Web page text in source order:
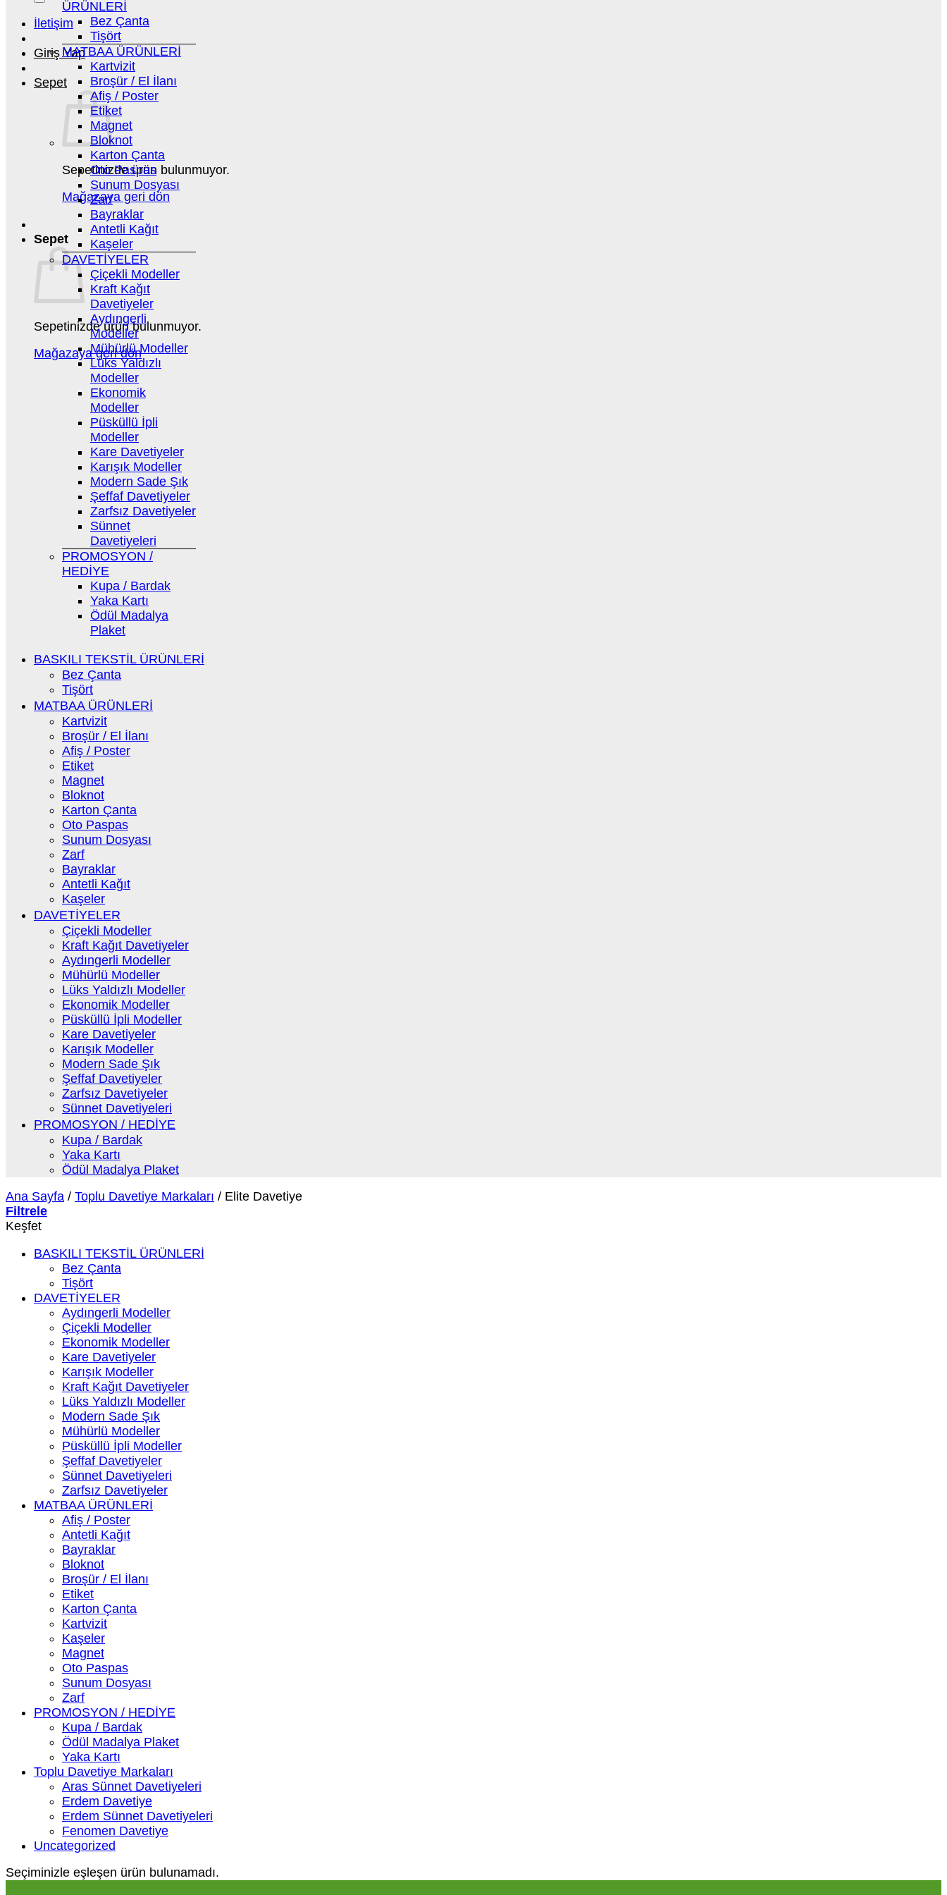
İletişim
Giriş Yap
Sepet
Sepetinizde ürün bulunmuyor.
Mağazaya geri dön
Sepet
Sepetinizde ürün bulunmuyor.
Mağazaya geri dön
ÜRÜNLERİ
Bez Çanta
Tişört
MATBAA ÜRÜNLERİ
Kartvizit
Broşür / El İlanı
Afiş / Poster
Etiket
Magnet
Bloknot
Karton Çanta
Oto Paspas
Sunum Dosyası
Zarf
Bayraklar
Antetli Kağıt
Kaşeler
DAVETİYELER
Çiçekli Modeller
Kraft Kağıt
Davetiyeler
Aydıngerli
Modeller
Mühürlü Modeller
Lüks Yaldızlı
Modeller
Ekonomik
Modeller
Püsküllü İpli
Modeller
Kare Davetiyeler
Karışık Modeller
Modern Sade Şık
Şeffaf Davetiyeler
Zarfsız Davetiyeler
Sünnet
Davetiyeleri
PROMOSYON /
HEDİYE
Kupa / Bardak
Yaka Kartı
Ödül Madalya
Plaket
BASKILI TEKSTİL ÜRÜNLERİ
Bez Çanta
Tişört
MATBAA ÜRÜNLERİ
Kartvizit
Broşür / El İlanı
Afiş / Poster
Etiket
Magnet
Bloknot
Karton Çanta
Oto Paspas
Sunum Dosyası
Zarf
Bayraklar
Antetli Kağıt
Kaşeler
DAVETİYELER
Çiçekli Modeller
Kraft Kağıt Davetiyeler
Aydıngerli Modeller
Mühürlü Modeller
Lüks Yaldızlı Modeller
Ekonomik Modeller
Püsküllü İpli Modeller
Kare Davetiyeler
Karışık Modeller
Modern Sade Şık
Şeffaf Davetiyeler
Zarfsız Davetiyeler
Sünnet Davetiyeleri
PROMOSYON / HEDİYE
Kupa / Bardak
Yaka Kartı
Ödül Madalya Plaket
Ana Sayfa / Toplu Davetiye Markaları / Elite Davetiye
Filtrele
Keşfet
BASKILI TEKSTİL ÜRÜNLERİ
Bez Çanta
Tişört
DAVETİYELER
Aydıngerli Modeller
Çiçekli Modeller
Ekonomik Modeller
Kare Davetiyeler
Karışık Modeller
Kraft Kağıt Davetiyeler
Lüks Yaldızlı Modeller
Modern Sade Şık
Mühürlü Modeller
Püsküllü İpli Modeller
Şeffaf Davetiyeler
Sünnet Davetiyeleri
Zarfsız Davetiyeler
MATBAA ÜRÜNLERİ
Afiş / Poster
Antetli Kağıt
Bayraklar
Bloknot
Broşür / El İlanı
Etiket
Karton Çanta
Kartvizit
Kaşeler
Magnet
Oto Paspas
Sunum Dosyası
Zarf
PROMOSYON / HEDİYE
Kupa / Bardak
Ödül Madalya Plaket
Yaka Kartı
Toplu Davetiye Markaları
Aras Sünnet Davetiyeleri
Erdem Davetiye
Erdem Sünnet Davetiyeleri
Fenomen Davetiye
Uncategorized
Seçiminizle eşleşen ürün bulunamadı.